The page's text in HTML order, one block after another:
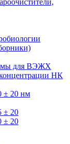
для ВЭЖХ
НК
± 20 нм
± 20
± 20